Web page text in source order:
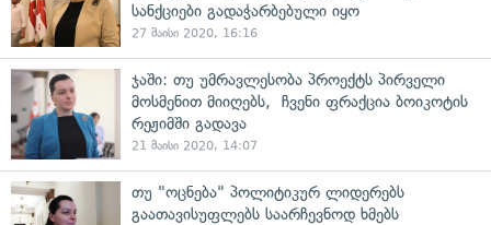
სანქციები გადაჭარბებული იყო
27 მაისი 2020, 16:16
ჯაში: თუ უმრავლესობა პროექტს პირველი
მოსმენით მიიღებს, ჩვენი ფრაქცია ბოიკოტის
რეჟიმში გადავა
21 მაისი 2020, 14:07
თუ "ოცნება" პოლიტიკურ ლიდერებს
გაათავისუფლებს საარჩევნოდ ხმებს